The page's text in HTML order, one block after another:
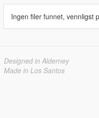
Ingen filer funnet, vennligst
Designed in Alderney
Made in Los Santos